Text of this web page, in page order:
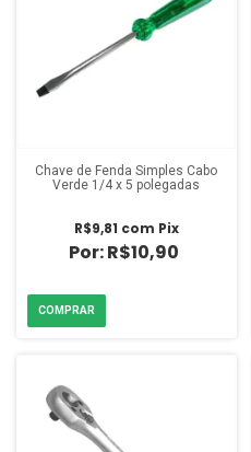
Chave de Fenda Simples Cabo
Verde 1/4 x 5 polegadas
R$10,90
R$9,81 com Pix